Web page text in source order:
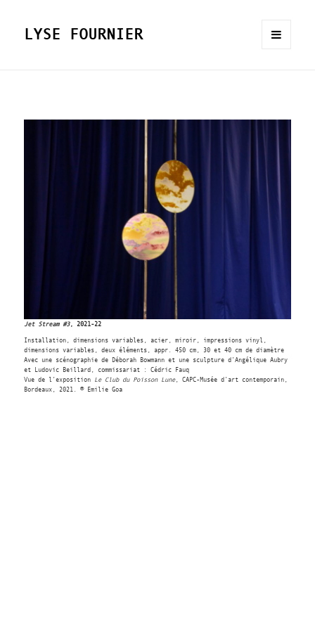
LYSE FOURNIER
Jet Stream #3, 2021-22
Installation, dimensions variables, acier, miroir, impressions vinyl,
dimensions variables, deux éléments, appr. 450 cm, 30 et 40 cm de diamètre
Avec une scénographie de Déborah Bowmann et une sculpture d’Angélique Aubry
et Ludovic Beillard, commissariat : Cédric Fauq
Vue de l’exposition Le Club du Poisson Lune, CAPC-Musée d’art contemporain,
Bordeaux, 2021. © Emilie Goa